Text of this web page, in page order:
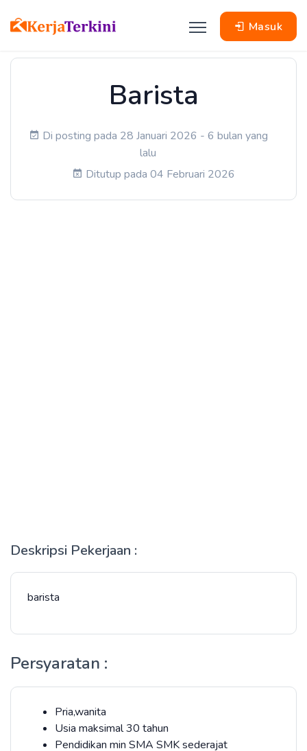
Masuk
Barista
Di posting pada 28 Januari 2026 - 6 bulan yang
lalu
Ditutup pada 04 Februari 2026
Deskripsi Pekerjaan :
barista
Persyaratan :
Pria,wanita
Usia maksimal 30 tahun
Pendidikan min SMA SMK sederajat